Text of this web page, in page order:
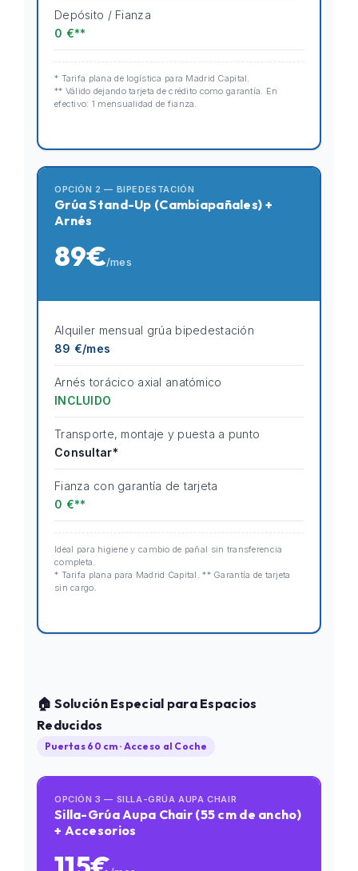
Depósito / Fianza
0 €**
* Tarifa plana de logística para Madrid Capital.
** Válido dejando tarjeta de crédito como garantía. En
efectivo: 1 mensualidad de fianza.
OPCIÓN 2 — BIPEDESTACIÓN
Grúa Stand-Up (Cambiapañales) +
Arnés
89€/mes
Alquiler mensual grúa bipedestación
89 €/mes
Arnés torácico axial anatómico
INCLUIDO
Transporte, montaje y puesta a punto
Consultar*
Fianza con garantía de tarjeta
0 €**
Ideal para higiene y cambio de pañal sin transferencia
completa.
* Tarifa plana para Madrid Capital. ** Garantía de tarjeta
sin cargo.
🏠 Solución Especial para Espacios
Reducidos
Puertas 60 cm · Acceso al Coche
OPCIÓN 3 — SILLA-GRÚA AUPA CHAIR
Silla-Grúa Aupa Chair (55 cm de ancho)
+ Accesorios